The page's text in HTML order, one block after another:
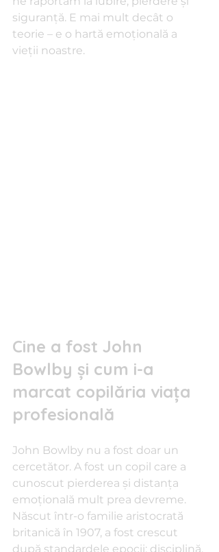
siguranță. E mai mult decât o
teorie – e o hartă emoțională a
vieții noastre.
Cine a fost John
Bowlby și cum i-a
marcat copilăria viața
profesională
John Bowlby nu a fost doar un
cercetător. A fost un copil care a
cunoscut pierderea și distanța
emoțională mult prea devreme.
Născut într-o familie aristocrată
britanică în 1907, a fost crescut
după standardele epocii: disciplină,